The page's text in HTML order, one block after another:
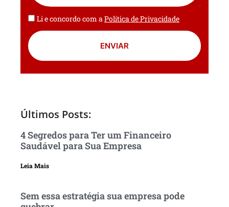
Li e concordo com aPolítica de Privacidade
ENVIAR
Últimos Posts:
4 Segredos para Ter um Financeiro
Saudável para Sua Empresa
Leia Mais
Sem essa estratégia sua empresa pode